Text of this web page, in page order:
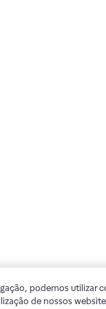
podemos utilizar
de nossos